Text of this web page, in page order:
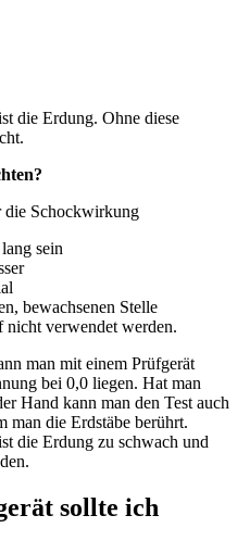
die Erdung. Ohne diese
die Schockwirkung
sein
bewachsenen Stelle
nicht verwendet werden.
man mit einem Prüfgerät
bei 0,0 liegen. Hat man
Hand kann man den Test auch
man die Erdstäbe berührt.
die Erdung zu schwach und
sollte ich